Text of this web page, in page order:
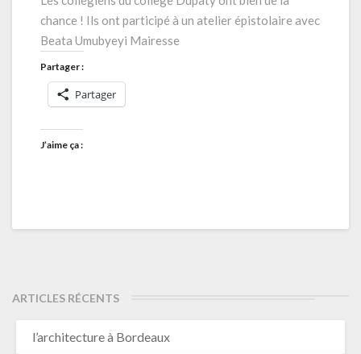
Mairesse
chance ! Ils ont participé à un atelier épistolaire avec
Beata Umubyeyi Mairesse
Partager :
Partager
J’aime ça :
ARTICLES RÉCENTS
l’architecture à Bordeaux